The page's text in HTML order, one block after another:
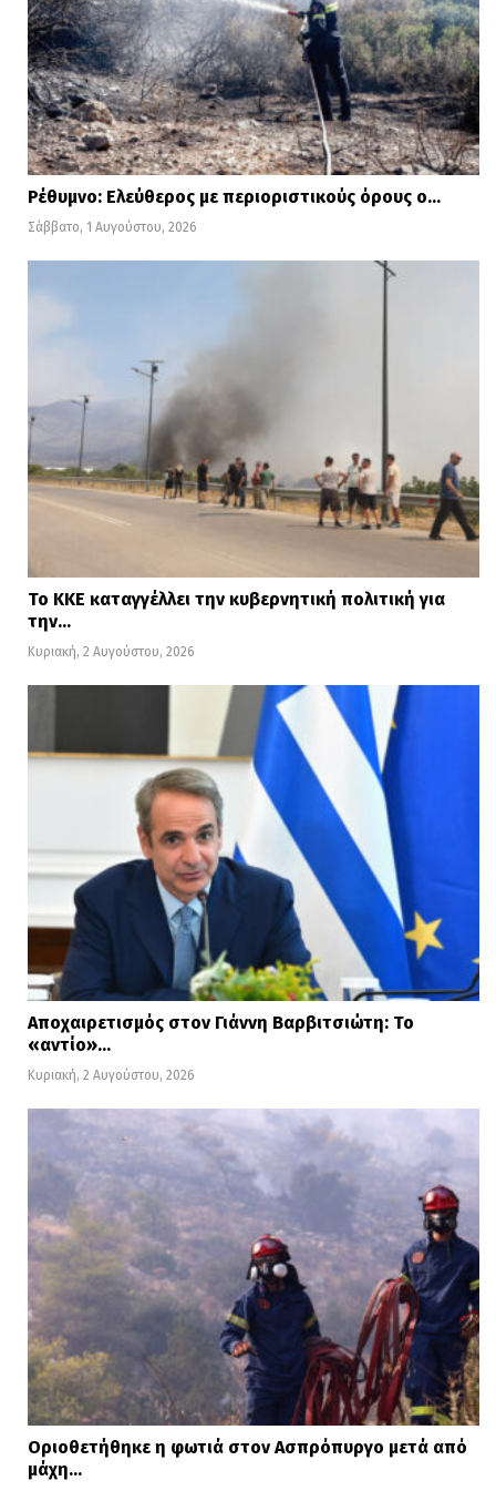
Ρέθυμνο: Ελεύθερος με περιοριστικούς όρους ο…
Σάββατο, 1 Αυγούστου, 2026
Το ΚΚΕ καταγγέλλει την κυβερνητική πολιτική για
την…
Κυριακή, 2 Αυγούστου, 2026
Αποχαιρετισμός στον Γιάννη Βαρβιτσιώτη: Το
«αντίο»…
Κυριακή, 2 Αυγούστου, 2026
Οριοθετήθηκε η φωτιά στον Ασπρόπυργο μετά από
μάχη…